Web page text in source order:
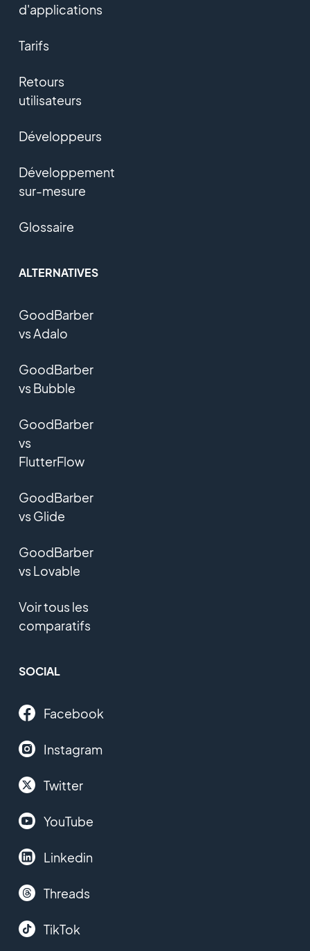
d'applications
Tarifs
Retours
utilisateurs
Développeurs
Développement
sur-mesure
Glossaire
ALTERNATIVES
GoodBarber
vs Adalo
GoodBarber
vs Bubble
GoodBarber
vs
FlutterFlow
GoodBarber
vs Glide
GoodBarber
vs Lovable
Voir tous les
comparatifs
SOCIAL
Facebook
Instagram
Twitter
YouTube
Linkedin
Threads
TikTok